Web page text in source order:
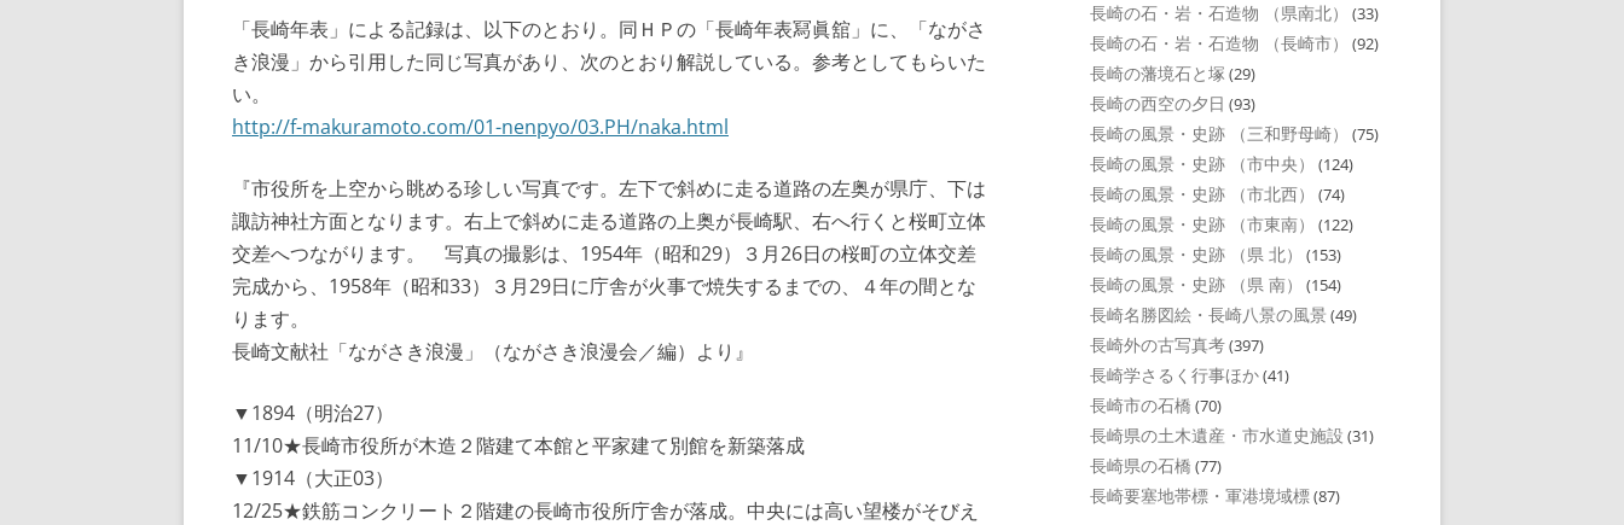
「長崎年表」による記録は、以下のとおり。同ＨＰの「長崎年表冩眞舘」に、「ながさ
き浪漫」から引用した同じ写真があり、次のとおり解説している。参考としてもらいた
い。
http://f-makuramoto.com/01-nenpyo/03.PH/naka.html
『市役所を上空から眺める珍しい写真です。左下で斜めに走る道路の左奥が県庁、下は
諏訪神社方面となります。右上で斜めに走る道路の上奥が長崎駅、右へ行くと桜町立体
交差へつながります。 写真の撮影は、1954年（昭和29）３月26日の桜町の立体交差
完成から、1958年（昭和33）３月29日に庁舎が火事で焼失するまでの、４年の間とな
ります。
長崎文献社「ながさき浪漫」（ながさき浪漫会／編）より』
▼1894（明治27）
11/10★長崎市役所が木造２階建て本館と平家建て別館を新築落成
▼1914（大正03）
12/25★鉄筋コンクリート２階建の長崎市役所庁舎が落成。中央には高い望楼がそびえ
長崎の石・岩・石造物 （県南北） (33)
長崎の石・岩・石造物 （長崎市） (92)
長崎の藩境石と塚 (29)
長崎の西空の夕日 (93)
長崎の風景・史跡 （三和野母崎） (75)
長崎の風景・史跡 （市中央） (124)
長崎の風景・史跡 （市北西） (74)
長崎の風景・史跡 （市東南） (122)
長崎の風景・史跡 （県 北） (153)
長崎の風景・史跡 （県 南） (154)
長崎名勝図絵・長崎八景の風景 (49)
長崎外の古写真考(397)
長崎学さるく行事ほか(41)
長崎市の石橋 (70)
長崎県の土木遺産・市水道史施設 (31)
長崎県の石橋 (77)
長崎要塞地帯標・軍港境域標(87)